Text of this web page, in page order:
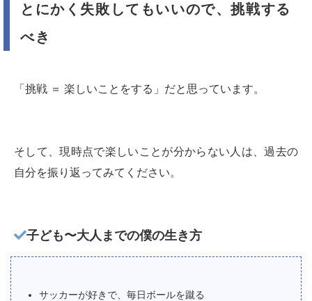
とにかく失敗してもいいので、挑戦する
べき
「挑戦 ＝ 楽しいことをする」だと思っています。
そして、現時点で楽しいことが分からない人は、過去の
自分を振り返ってみてください。
子ども〜大人までの僕の生き方
サッカーが好きで、毎日ボールを蹴る